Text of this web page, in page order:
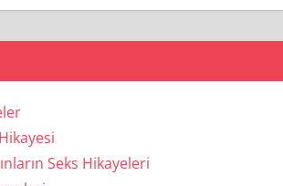
Seks Hikayeleri